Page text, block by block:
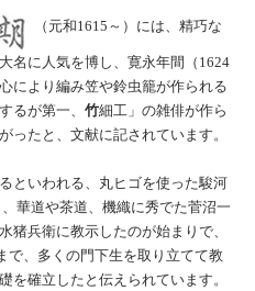
（元和1615～）には、精巧な
名に人気を博し、寛永年間（1624
により編み笠や鈴虫籠が作られる
るが第一、 竹細工」の雑俳が作ら
ったと、文献に記されています。
といわれる、丸ヒゴを使った駿河
華道や茶道、機織に秀でた菅沼一
猪兵衛に教示したのが始まりで、
で、多くの門下生を取り立てて教
を確立したと伝えられています。